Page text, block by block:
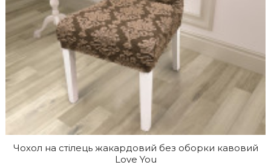
Чохол на стілець жакардовий без оборки кавовий
Love You